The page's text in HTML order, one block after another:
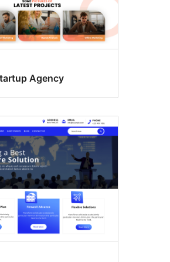
Agency